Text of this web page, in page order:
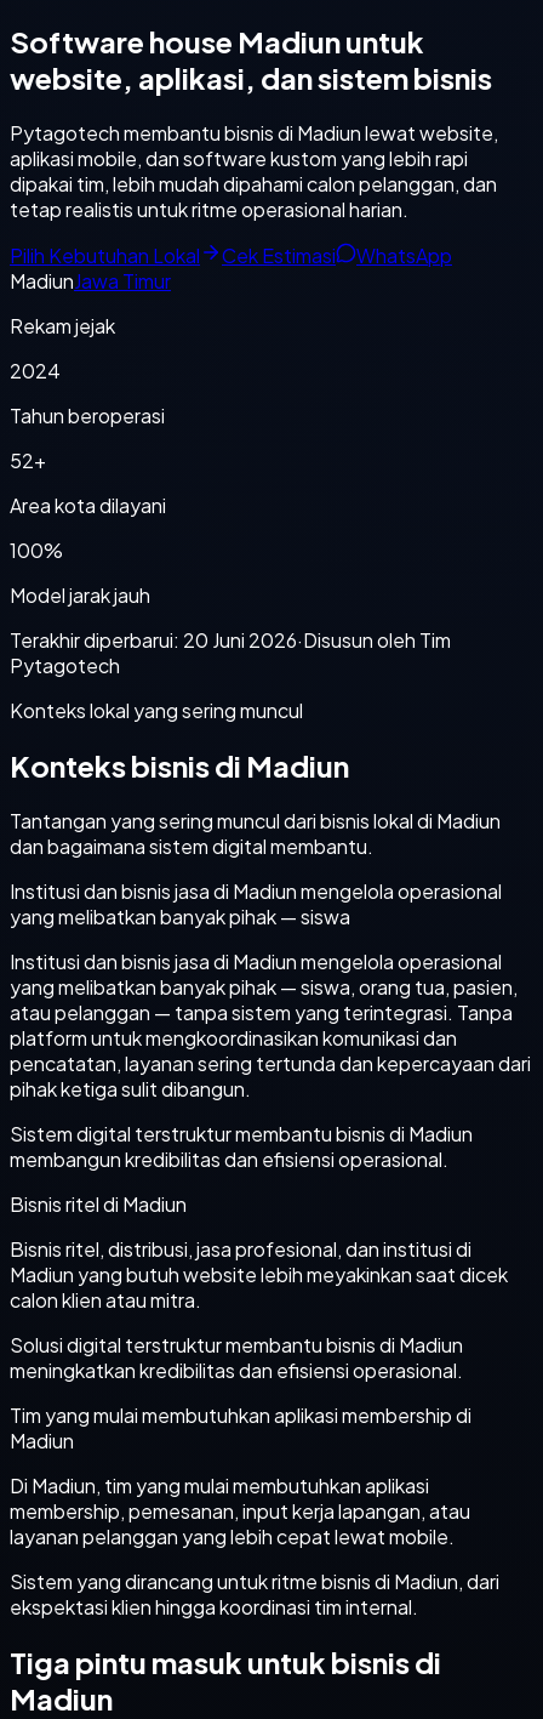
Software house Madiun untuk
website, aplikasi, dan sistem bisnis
Pytagotech membantu bisnis di Madiun lewat website,
aplikasi mobile, dan software kustom yang lebih rapi
dipakai tim, lebih mudah dipahami calon pelanggan, dan
tetap realistis untuk ritme operasional harian.
Pilih Kebutuhan Lokal
Cek Estimasi
WhatsApp
MadiunJawa Timur
Rekam jejak
2024
Tahun beroperasi
52+
Area kota dilayani
100%
Model jarak jauh
Terakhir diperbarui: 20 Juni 2026·Disusun oleh Tim
Pytagotech
Konteks lokal yang sering muncul
Konteks bisnis di Madiun
Tantangan yang sering muncul dari bisnis lokal di Madiun
dan bagaimana sistem digital membantu.
Institusi dan bisnis jasa di Madiun mengelola operasional
yang melibatkan banyak pihak — siswa
Institusi dan bisnis jasa di Madiun mengelola operasional
yang melibatkan banyak pihak — siswa, orang tua, pasien,
atau pelanggan — tanpa sistem yang terintegrasi. Tanpa
platform untuk mengkoordinasikan komunikasi dan
pencatatan, layanan sering tertunda dan kepercayaan dari
pihak ketiga sulit dibangun.
Sistem digital terstruktur membantu bisnis di Madiun
membangun kredibilitas dan efisiensi operasional.
Bisnis ritel di Madiun
Bisnis ritel, distribusi, jasa profesional, dan institusi di
Madiun yang butuh website lebih meyakinkan saat dicek
calon klien atau mitra.
Solusi digital terstruktur membantu bisnis di Madiun
meningkatkan kredibilitas dan efisiensi operasional.
Tim yang mulai membutuhkan aplikasi membership di
Madiun
Di Madiun, tim yang mulai membutuhkan aplikasi
membership, pemesanan, input kerja lapangan, atau
layanan pelanggan yang lebih cepat lewat mobile.
Sistem yang dirancang untuk ritme bisnis di Madiun, dari
ekspektasi klien hingga koordinasi tim internal.
Tiga pintu masuk untuk bisnis di
Madiun